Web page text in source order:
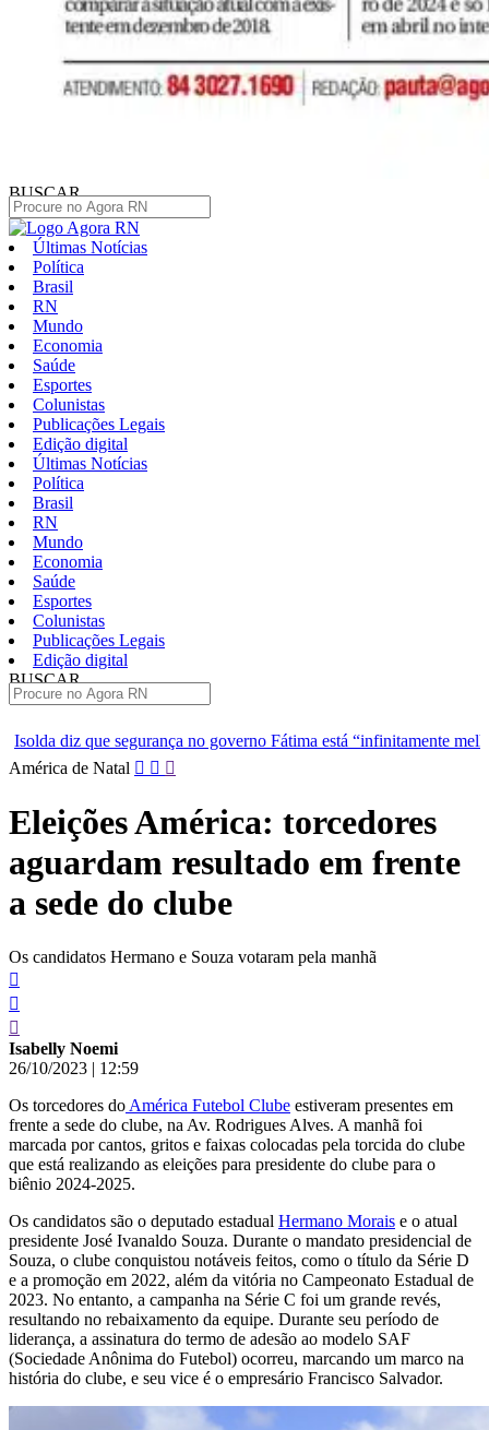
BUSCAR
Últimas Notícias
Política
Brasil
RN
Mundo
Economia
Saúde
Esportes
Colunistas
Publicações Legais
Edição digital
Últimas Notícias
Política
Brasil
RN
Mundo
Economia
Saúde
Esportes
Colunistas
Publicações Legais
Edição digital
BUSCAR
no governo Fátima está “infinitamente melhor”
TJRN escolhe
Pular
conteúdo
América de Natal
Eleições América: torcedores
aguardam resultado em frente
a sede do clube
Os candidatos Hermano e Souza votaram pela manhã
Isabelly Noemi
26/10/2023 | 12:59
Os torcedores do América Futebol Clube estiveram presentes em
frente a sede do clube, na Av. Rodrigues Alves. A manhã foi
marcada por cantos, gritos e faixas colocadas pela torcida do clube
que está realizando as eleições para presidente do clube para o
biênio 2024-2025.
Os candidatos são o deputado estadual Hermano Morais e o atual
presidente José Ivanaldo Souza. Durante o mandato presidencial de
Souza, o clube conquistou notáveis feitos, como o título da Série D
e a promoção em 2022, além da vitória no Campeonato Estadual de
2023. No entanto, a campanha na Série C foi um grande revés,
resultando no rebaixamento da equipe. Durante seu período de
liderança, a assinatura do termo de adesão ao modelo SAF
(Sociedade Anônima do Futebol) ocorreu, marcando um marco na
história do clube, e seu vice é o empresário Francisco Salvador.